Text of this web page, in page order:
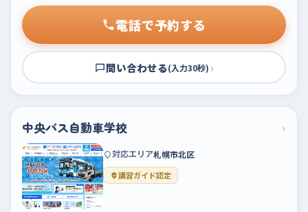
電話で予約する
問い合わせる(入力30秒) ›
中央バス自動車学校 ›
対応エリア札幌市北区
講習ガイド認定